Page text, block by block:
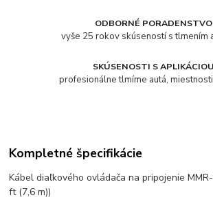
ODBORNÉ PORADENSTVO
vyše 25 rokov skúseností s tlmením
SKÚSENOSTI S APLIKÁCIOU
profesionálne tlmíme autá,
Kompletné špecifikácie
Kábel diaľkového ovládača na pripojenie
ft (7,6 m))